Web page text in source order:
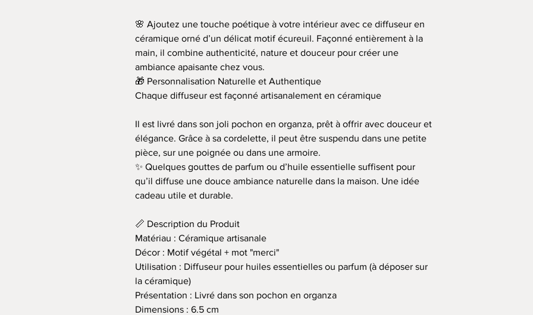
🌸 Ajoutez une touche poétique à votre intérieur avec ce diffuseur en
céramique orné d’un délicat motif écureuil. Façonné entièrement à la
main, il combine authenticité, nature et douceur pour créer une
ambiance apaisante chez vous.
🎁 Personnalisation Naturelle et Authentique
Chaque diffuseur est façonné artisanalement en céramique
Il est livré dans son joli pochon en organza, prêt à offrir avec douceur et
élégance. Grâce à sa cordelette, il peut être suspendu dans une petite
pièce, sur une poignée ou dans une armoire.
✨ Quelques gouttes de parfum ou d’huile essentielle suffisent pour
qu’il diffuse une douce ambiance naturelle dans la maison. Une idée
cadeau utile et durable.
📏 Description du Produit
Matériau : Céramique artisanale
Décor : Motif végétal + mot "merci"
Utilisation : Diffuseur pour huiles essentielles ou parfum (à déposer sur
la céramique)
Présentation : Livré dans son pochon en organza
Dimensions : 6.5 cm